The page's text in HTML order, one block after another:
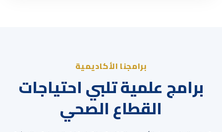
برامجنا الأكاديمية
برامج علمية تلبي احتياجات
القطاع الصحي